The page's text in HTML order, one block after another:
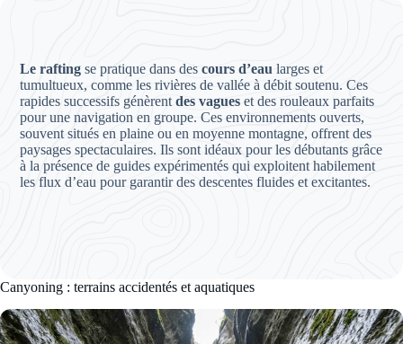
Le rafting se pratique dans descours d’eau larges et
tumultueux, comme les rivières de vallée à débit soutenu. Ces
rapides successifs génèrentdes vagues et des rouleaux parfaits
pour une navigation en groupe. Ces environnements ouverts,
souvent situés en plaine ou en moyenne montagne, offrent des
paysages spectaculaires. Ils sont idéaux pour les débutants grâce
à la présence de guides expérimentés qui exploitent habilement
les flux d’eau pour garantir des descentes fluides et excitantes.
Canyoning : terrains accidentés et aquatiques